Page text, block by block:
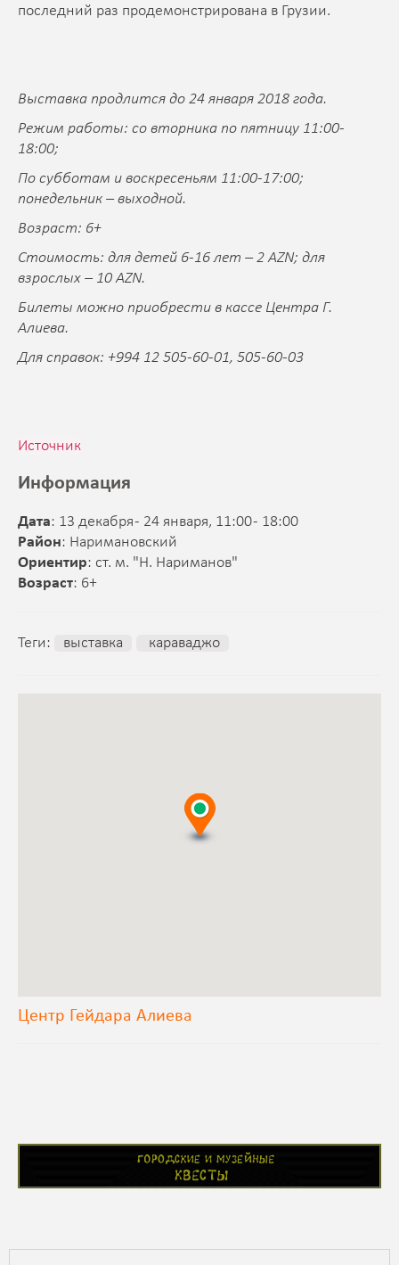
последний раз продемонстрирована в Грузии.
Выставка продлится до 24 января 2018 года.
Режим работы: со вторника по пятницу 11:00-
18:00;
По субботам и воскресеньям 11:00-17:00;
понедельник – выходной.
Возраст: 6+
Стоимость: для детей 6-16 лет – 2 AZN; для
взрослых – 10 AZN.
Билеты можно приобрести в кассе Центра Г.
Алиева.
Для справок: +994 12 505-60-01, 505-60-03
Источник
Информация
Дата: 13 декабря - 24 января, 11:00 - 18:00
Район: Наримановский
Ориентир: ст. м. "Н. Нариманов"
Возраст: 6+
Теги: выставка караваджо
Центр Гейдара Алиева